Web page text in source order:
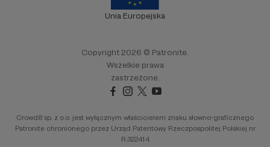
Unia Europejska
Copyright 2026 © Patronite.
Wszelkie prawa
zastrzeżone.
Crowd8 sp. z o.o. jest wyłącznym właścicielem znaku słowno-graficznego
Patronite chronionego przez Urząd Patentowy Rzeczpospolitej Polskiej nr
R.322414